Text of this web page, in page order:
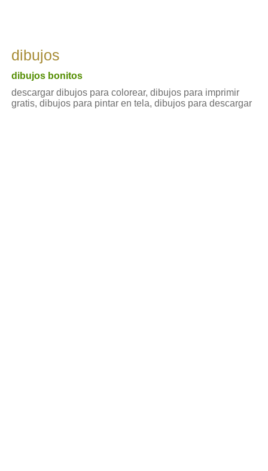
dibujos
dibujos bonitos
descargar dibujos para colorear, dibujos para imprimir
gratis, dibujos para pintar en tela, dibujos para descargar